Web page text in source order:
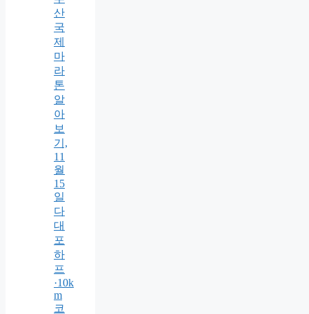
산
국
제
마
라
톤
알
아
보
기,
11
월
15
일
다
대
포
하
프
·10k
m
코